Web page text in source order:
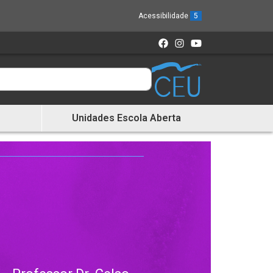
Acessibilidade 5
Unidades Escola Aberta